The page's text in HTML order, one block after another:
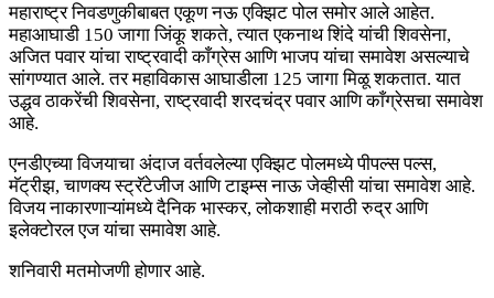
महाराष्ट्र निवडणुकीबाबत एकूण नऊ एक्झिट पोल समोर आले आहेत.
महाआघाडी 150 जागा जिंकू शकते, त्यात एकनाथ शिंदे यांची शिवसेना,
अजित पवार यांचा राष्ट्रवादी काँग्रेस आणि भाजप यांचा समावेश असल्याचे
सांगण्यात आले. तर महाविकास आघाडीला 125 जागा मिळू शकतात. यात
उद्धव ठाकरेंची शिवसेना, राष्ट्रवादी शरदचंद्र पवार आणि काँग्रेसचा समावेश
आहे.
एनडीएच्या विजयाचा अंदाज वर्तवलेल्या एक्झिट पोलमध्ये पीपल्स पल्स,
मॅट्रीझ, चाणक्य स्ट्रॅटेजीज आणि टाइम्स नाऊ जेव्हीसी यांचा समावेश आहे.
विजय नाकारणाऱ्यांमध्ये दैनिक भास्कर, लोकशाही मराठी रुद्र आणि
इलेक्टोरल एज यांचा समावेश आहे.
शनिवारी मतमोजणी होणार आहे.